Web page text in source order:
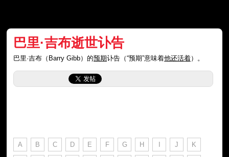
巴里·吉布逝世讣告
巴里·吉布（Barry Gibb）的预期讣告（“预期”意味着他还活着）。
A B C D E F G H I J K